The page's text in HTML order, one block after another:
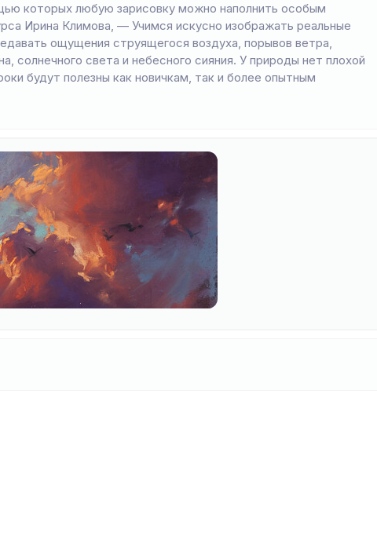
которых любую зарисовку можно наполнить особым
Ирина Климова, — Учимся искусно изображать реальные
ощущения струящегося воздуха, порывов ветра,
солнечного света и небесного сияния. У природы нет плохой
будут полезны как новичкам, так и более опытным